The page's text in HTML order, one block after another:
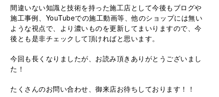
間違いない知識と技術を持った施工店として今後もブログや
施工事例、 YouTubeでの施工動画等、他のショップには無い
ような視点で、より濃いものを更新してまいりますので、今
後とも是非チェックして頂ければと思います。
今回も長くなりましたが、お読み頂きありがとうございまし
た！
たくさんのお問い合わせ、御来店お待ちしております！！